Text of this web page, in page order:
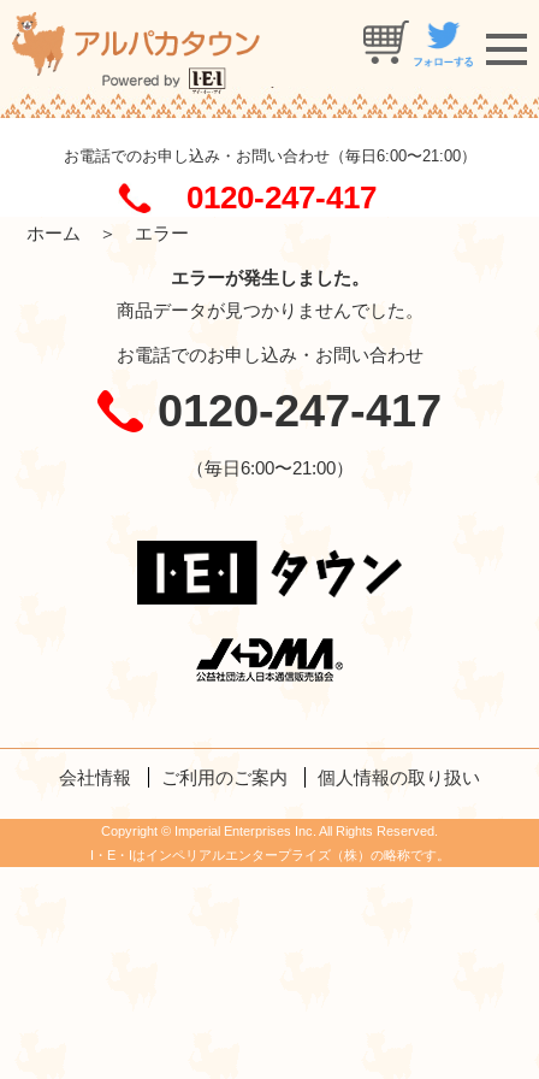
お電話でのお申し込み・お問い合わせ（毎日6:00〜21:00）
0120-247-417
ホーム ＞ エラー
エラーが発生しました。
商品データが見つかりませんでした。
お電話でのお申し込み・お問い合わせ
0120-247-417
（毎日6:00〜21:00）
会社情報 ご利用のご案内 個人情報の取り扱い
Copyright © Imperial Enterprises Inc. All Rights Reserved.
I・E・Iはインペリアルエンタープライズ（株）の略称です。